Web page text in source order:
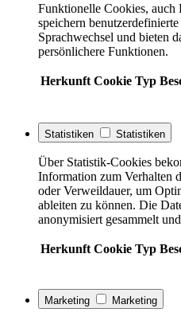
Funktionelle Cookies, auch
speichern
Sprachwechsel und bieten
persönlichere Funktionen.
Herkunft Cookie Typ
Statistiken Statistiken
Über Statistik-Cookies
Information zum Verhalten
oder Verweildauer, um
ableiten zu können. Die
anonymisiert gesammelt
Herkunft Cookie Typ
Marketing Marketing